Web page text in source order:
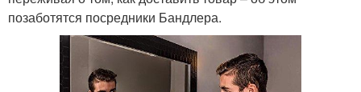
позаботятся посредники Бандлера.